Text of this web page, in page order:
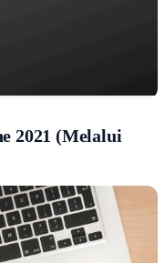
2021 (Melalui